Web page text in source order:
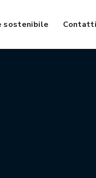
sostenibile Contatti